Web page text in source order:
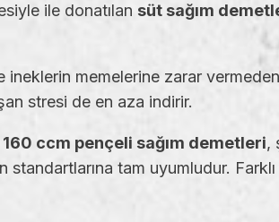
ile donatılan süt sağım
ineklerin memelerine zarar
stresi de en aza indirir.
160 ccm pençeli sağım demetleri,
tam uyumludur.